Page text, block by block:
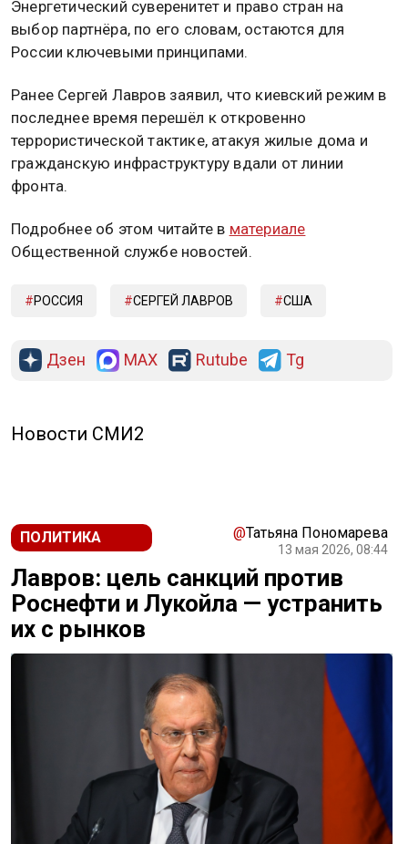
Энергетический суверенитет и право стран на
выбор партнёра, по его словам, остаются для
России ключевыми принципами.
Ранее Сергей Лавров заявил, что киевский режим в
последнее время перешёл к откровенно
террористической тактике, атакуя жилые дома и
гражданскую инфраструктуру вдали от линии
фронта.
Подробнее об этом читайте в материале
Общественной службе новостей.
РОССИЯ СЕРГЕЙ ЛАВРОВ США
Дзен MAX Rutube Tg
Новости СМИ2
ПОЛИТИКА @Татьяна Пономарева
13 мая 2026, 08:44
Лавров: цель санкций против
Роснефти и Лукойла — устранить
их с рынков